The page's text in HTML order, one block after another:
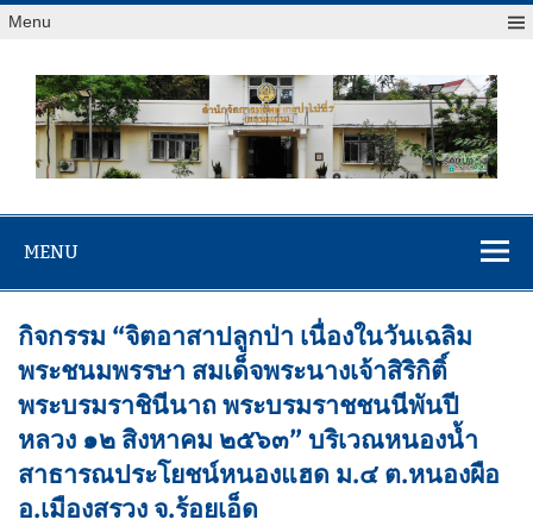
Menu
สจป.ที่ 7
(ขอนแก่น)
MENU
กิจกรรม “จิตอาสาปลูกป่า เนื่องในวันเฉลิม
พระชนมพรรษา สมเด็จพระนางเจ้าสิริกิติ์
พระบรมราชินีนาถ พระบรมราชชนนีพันปี
หลวง ๑๒ สิงหาคม ๒๕๖๓” บริเวณหนองน้ำ
สาธารณประโยชน์หนองแฮด ม.๔ ต.หนองผือ
อ.เมืองสรวง จ.ร้อยเอ็ด